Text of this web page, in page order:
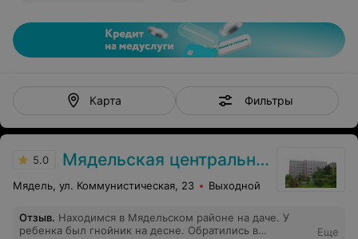
Карта Фильтры
5.0 Мядельская центральная районная больница
Мядель, ул. Коммунистическая, 23 Выходной
Отзыв. Находимся в Мядельском районе на даче. У
ребенка был гнойник на десне. Обратились в
Еще